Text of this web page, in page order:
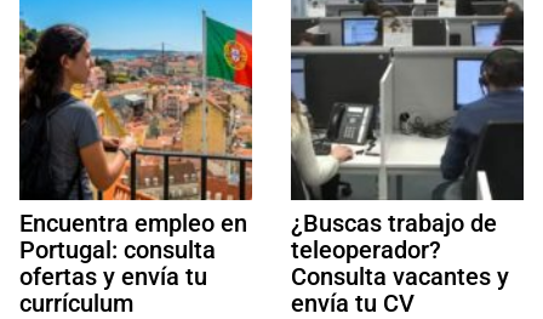
Encuentra empleo en
Portugal: consulta
ofertas y envía tu
currículum
¿Buscas trabajo de
teleoperador?
Consulta vacantes y
envía tu CV